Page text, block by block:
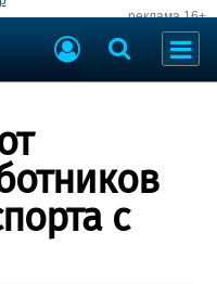
реклама 16+
с